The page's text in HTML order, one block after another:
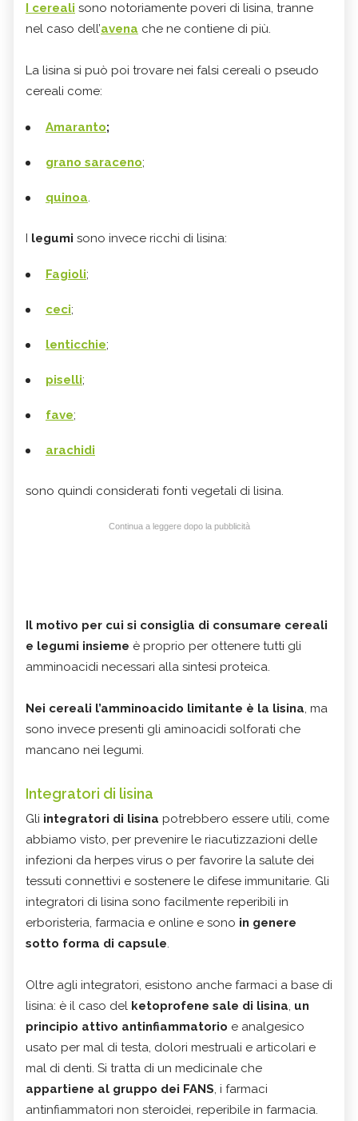
I cereali sono notoriamente poveri di lisina, tranne
nel caso dell’avena che ne contiene di più.
La lisina si può poi trovare nei falsi cereali o pseudo
cereali come:
Amaranto;
grano saraceno;
quinoa.
I legumi sono invece ricchi di lisina:
Fagioli;
ceci;
lenticchie;
piselli;
fave;
arachidi
​​​​​​​sono quindi considerati fonti vegetali di lisina.
Continua a leggere dopo la pubblicità
Il motivo per cui si consiglia di consumare cereali
e legumi insieme è proprio per ottenere tutti gli
amminoacidi necessari alla sintesi proteica.
Nei cereali l’amminoacido limitante è la lisina, ma
sono invece presenti gli aminoacidi solforati che
mancano nei legumi.
Integratori di lisina
Gli integratori di lisina potrebbero essere utili, come
abbiamo visto, per prevenire le riacutizzazioni delle
infezioni da herpes virus o per favorire la salute dei
tessuti connettivi e sostenere le difese immunitarie. Gli
integratori di lisina sono facilmente reperibili in
erboristeria, farmacia e online e sono in genere
sotto forma di capsule.
Oltre agli integratori, esistono anche farmaci a base di
lisina: è il caso del ketoprofene sale di lisina, un
principio attivo antinfiammatorio e analgesico
usato per mal di testa, dolori mestruali e articolari e
mal di denti. Si tratta di un medicinale che
appartiene al gruppo dei FANS, i farmaci
antinfiammatori non steroidei, reperibile in farmacia.